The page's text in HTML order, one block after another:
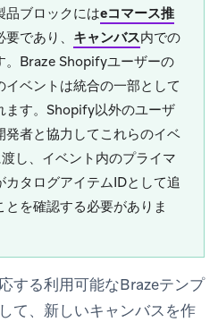
品ブロックにはeコマース推
要であり、 キャンバス内での
。Braze Shopifyユーザーの
イベントは統合の一部として
ます。Shopify以外のユーザ
発者と協力してこれらのイベ
し、イベント内のプライマ
カタログアイテムIDとして追
とを確認する必要がありま
する利用可能なBrazeテンプ
て、新しいキャンバスを作